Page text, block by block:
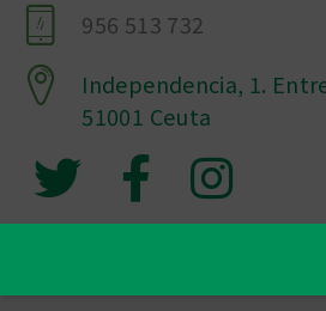
956 513 732
Independencia, 1.
51001 Ceuta